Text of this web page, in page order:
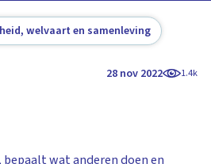
welvaart en samenleving
28 nov 2022 1.4k
wat anderen doen en